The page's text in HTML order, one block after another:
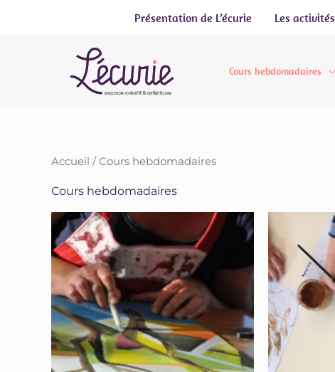
Présentation de L’écurie Les activités
Cours hebdomadaires
Accueil / Cours hebdomadaires
Cours hebdomadaires